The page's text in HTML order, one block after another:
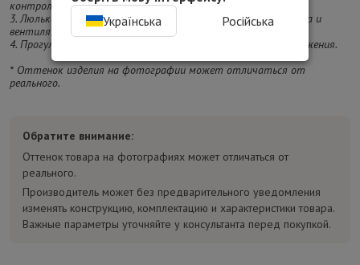
контроля на любых поверхностях.
3. Люлька имеет бесшумный капюшон с козырьком от солнца и
вентиляционным окошком с москитной сеткой.
4. Прогулочный блок устанавливается по ходу и против движения.
* Оттенок изделия на фотографии может отличаться от
реального.
Обратите внимание:
Оттенок товара на фотографиях может отличаться от
реального.
Производитель может без предварительного уведомления
изменять конструкцию, комплектацию и характеристики товара.
Важные параметры уточняйте у консультанта перед покупкой.
Українська
Російська